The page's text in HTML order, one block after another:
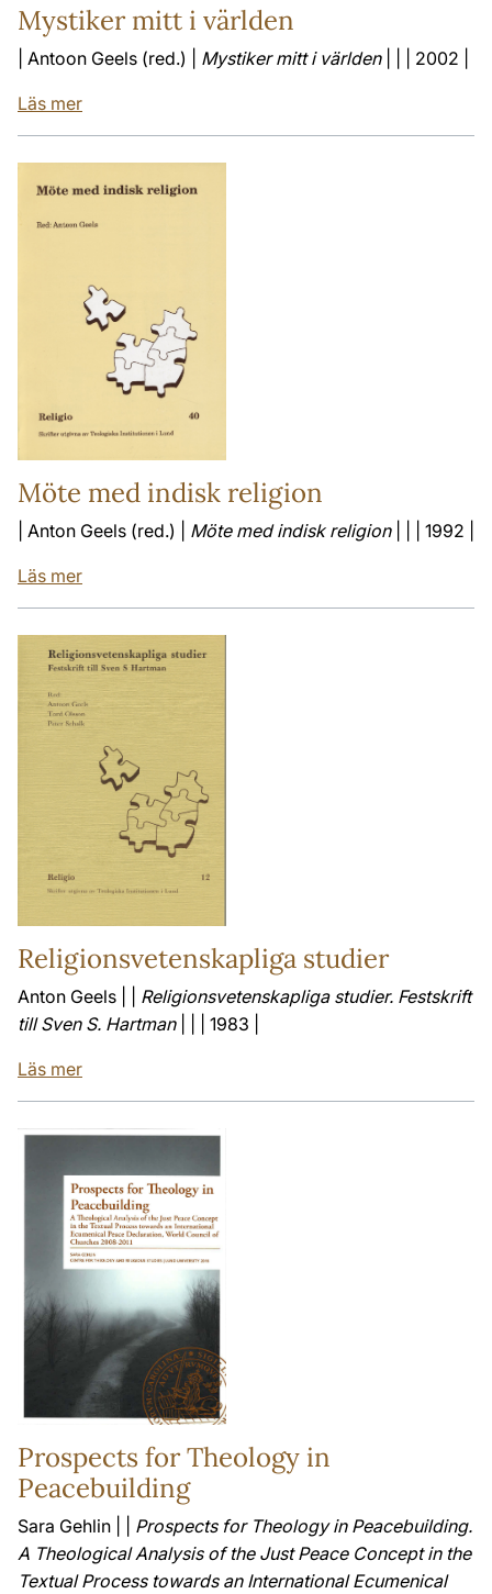
Mystiker mitt i världen
| Antoon Geels (red.) | Mystiker mitt i världen| | | 2002 |
Läs mer
Möte med indisk religion
| Anton Geels (red.) | Möte med indisk religion| | | 1992 |
Läs mer
Religionsvetenskapliga studier
Anton Geels | | Religionsvetenskapliga studier. Festskrift
till Sven S. Hartman| | | 1983 |
Läs mer
Prospects for Theology in
Peacebuilding
Sara Gehlin | | Prospects for Theology in Peacebuilding.
A Theological Analysis of the Just Peace Concept in the
Textual Process towards an International Ecumenical